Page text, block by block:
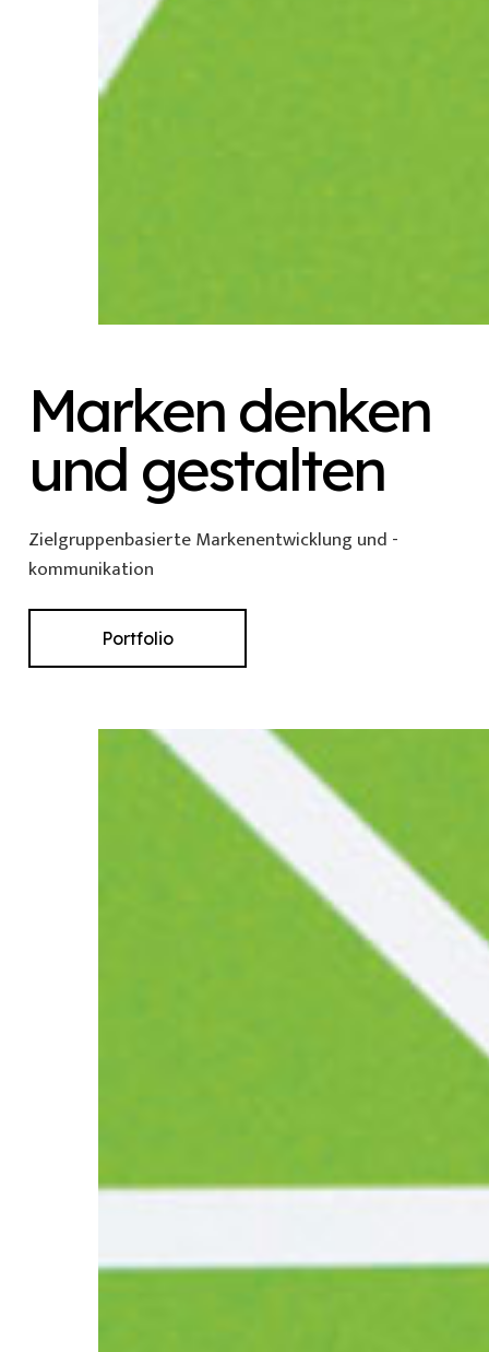
Marken denken
und gestalten
Zielgruppenbasierte Markenentwicklung und -
kommunikation
Portfolio